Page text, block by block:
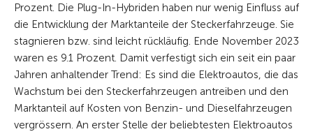
Prozent. Die Plug-In-Hybriden haben nur wenig Einfluss auf
die Entwicklung der Marktanteile der Steckerfahrzeuge. Sie
stagnieren bzw. sind leicht rückläufig. Ende November 2023
waren es 9.1 Prozent. Damit verfestigt sich ein seit ein paar
Jahren anhaltender Trend: Es sind die Elektroautos, die das
Wachstum bei den Steckerfahrzeugen antreiben und den
Marktanteil auf Kosten von Benzin- und Dieselfahrzeugen
vergrössern. An erster Stelle der beliebtesten Elektroautos